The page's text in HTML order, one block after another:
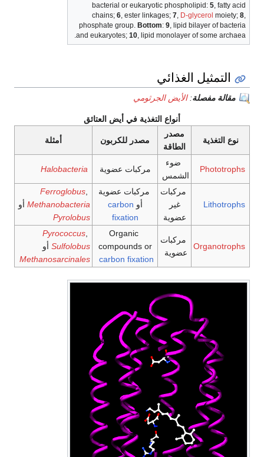
bacterial or eukaryotic phospholipid: 5, fatty acid
chains; 6, ester linkages; 7, D-glycerol moiety; 8,
phosphate group. Bottom: 9, lipid bilayer of bacteria
and eukaryotes; 10, lipid monolayer of some archaea.
التمثيل الغذائي
مقالة مفصلة:الأيض الجرثومي
أنواع التغذية في أيض العتائق
نوع التغذية
مصدر
الطاقة
مصدر للكربون أمثلة
Phototrophs
ضوء
الشمس
مركبات عضوية Halobacteria
Lithotrophs
مركبات
غير
عضوية
مركبات عضوية
أو carbon
fixation
Ferroglobus
Methanobacteriaأو
Pyrolobus
Organotrophs
مركبات
عضوية
Organic
compounds or
carbon fixation
Pyrococcus
Sulfolobusأو
Methanosarcinales